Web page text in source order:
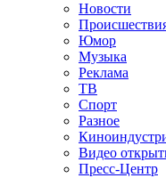
Новости
Юмор
Музыка
Реклама
ТВ
Спорт
Разное
Видео
Пресс-Центр